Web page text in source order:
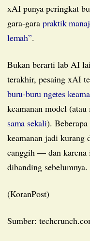
xAI punya peringkat
gara-gara praktik
lemah”.
Bukan berarti lab AI lain jauh lebih baik. Beberapa bulan
terakhir, pesaing xAI
buru-buru ngetes
keamanan model (atau
sama sekali).
keamanan jadi
canggih — dan
dibanding sebelumnya.
(KoranPost)
Sumber: